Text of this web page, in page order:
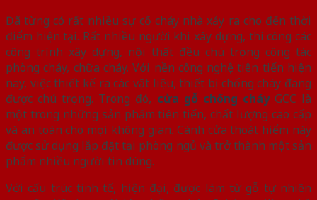
Đã từng có rất nhiều sự cố cháy nhà xảy ra cho đến thời
điểm hiện tại. Rất nhiều người khi xây dựng, thi công các
công trình xây dựng, nội thất đều chú trọng công tác
phòng cháy, chữa cháy. Với nền công nghệ tiên tiến hiện
nay, việc thiết kế ra các vật liệu, thiết bị chống cháy đang
được chú trọng. Trong đó, cửa gỗ chống cháyGCC là
một trong những sản phẩm tiên tiến, chất lượng cao cấp
và an toàn cho mọi không gian. Cánh cửa thoát hiểm này
được sử dụng lắp đặt tại phòng ngủ và trở thành một sản
phẩm nhiều người tin dùng.
Với cấu trúc tinh tế, hiện đại, được làm từ gỗ tự nhiên